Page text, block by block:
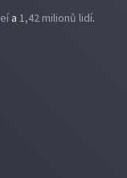
a 1,42 milionů lidí.